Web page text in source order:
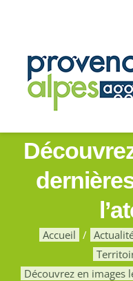
Accueil
Découvrez en images